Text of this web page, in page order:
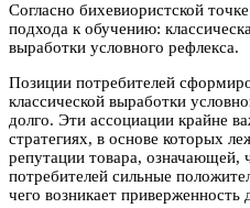
Согласно бихевиористской
подхода к обучению:
выработки условного рефлекса.
Позиции потребителей
классической выработки
долго. Эти ассоциации крайне
стратегиях, в основе которых
репутации товара, означающей,
потребителей сильные
чего возникает приверженность